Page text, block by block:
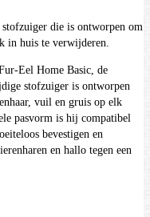
die is ontworpen om
in huis te verwijderen.
Eel Home Basic, de
stofzuiger is ontworpen
vuil en gruis op elk
pasvorm is hij compatibel
bevestigen en
en hallo tegen een